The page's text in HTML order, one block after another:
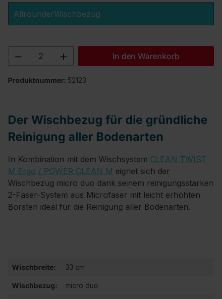
AllrounderWischbezug
Produkt Anzahl: Gib den gewünschten
In den Warenkorb
Produktnummer: 52123
Der Wischbezug für die gründliche
Reinigung aller Bodenarten
In Kombination mit dem Wischsystem CLEAN TWIST
M Ergo / POWER CLEAN M eignet sich der
Wischbezug micro duo dank seinem reinigungsstarken
2-Faser-System aus Microfaser mit leicht erhöhten
Borsten ideal für die Reinigung aller Bodenarten.
Wischbreite: 33 cm
Wischbezug: micro duo